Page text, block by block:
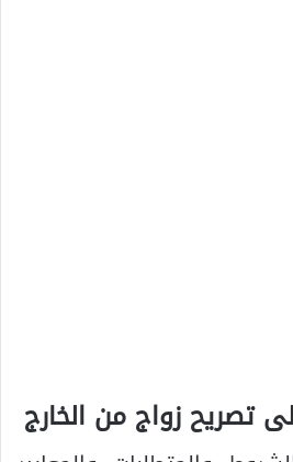
تصريح زواج من الخارج